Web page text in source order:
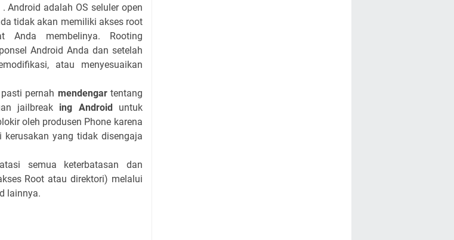
. Android adalah OS seluler open
tidak akan memiliki akses root
Anda membelinya.
Rooting
ponsel Android Anda dan setelah
atau menyesuaikan
pernah mendengartentang
jailbreak ing Android
untuk
oleh produsen Phone karena
yang tidak disengaja
semua keterbatasan dan
Root atau direktori) melalui
lainnya.